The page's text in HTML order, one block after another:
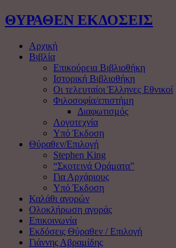
ΘΥΡΑΘΕΝ ΕΚΔΟΣΕΙΣ
Αρχική
Βιβλία
Επικούρεια Βιβλιοθήκη
Ιστορική Βιβλιοθήκη
Οι τελευταίοι Έλληνες Εθνικοί
Φιλοσοφία/επιστήμη
Διαφωτισμός
Λογοτεχνία
Υπό Έκδοση
Θύραθεν/Επιλογή
Stephen King
“Σκοτεινά Οράματα”
Για Αρχάριους
Υπό Έκδοση
Καλάθι αγορών
Ολοκλήρωση αγοράς
Επικοινωνία
Εκδόσεις Θύραθεν / Επιλογή
Γιάννης Αβραμίδης